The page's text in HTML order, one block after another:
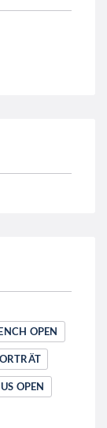
OPEN
US OPEN